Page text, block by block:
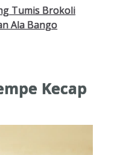
Tumis Brokoli
Ala Bango
Kecap